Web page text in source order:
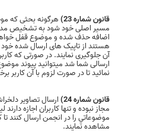
قانون شماره 23) هرگونه بحثی‌ که
مسیر اصلی‌ خود شود به تشخیص
اضافه حذف شده و موضوع قفل
هستند از تاپیک های ارسال شده
آن جلوگیری نمایند. در صورتی‌ که
ارسالی‌ شما شد میتوانید پیوند
نمائید تا در صورت لزوم با آن کاربر
قانون شماره 24) ارسال تصاوير
مجاز نبوده و تنها کاربران اجازه
موضوعاتي را در انجمن ارسال کنند تا
مشاهده نمايند.